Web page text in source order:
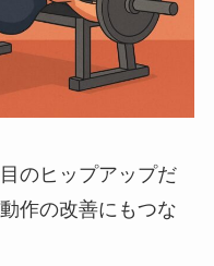
のヒップアップだ
作の改善にもつな